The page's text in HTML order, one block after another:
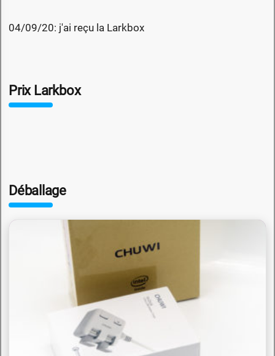
04/09/20: j'ai reçu la Larkbox
Prix Larkbox
Déballage